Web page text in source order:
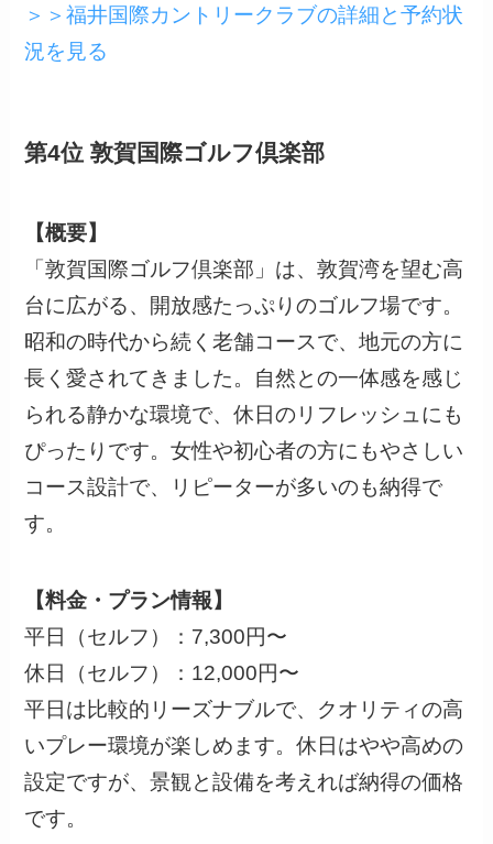
＞＞福井国際カントリークラブの詳細と予約状
況を見る
第4位 敦賀国際ゴルフ倶楽部
【概要】
「敦賀国際ゴルフ倶楽部」は、敦賀湾を望む高
台に広がる、開放感たっぷりのゴルフ場です。
昭和の時代から続く老舗コースで、地元の方に
長く愛されてきました。自然との一体感を感じ
られる静かな環境で、休日のリフレッシュにも
ぴったりです。女性や初心者の方にもやさしい
コース設計で、リピーターが多いのも納得で
す。
【料金・プラン情報】
平日（セルフ）：7,300円〜
休日（セルフ）：12,000円〜
平日は比較的リーズナブルで、クオリティの高
いプレー環境が楽しめます。休日はやや高めの
設定ですが、景観と設備を考えれば納得の価格
です。